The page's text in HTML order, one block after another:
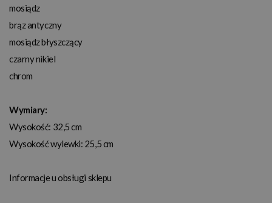
mosiądz
brąz antyczny
mosiądz błyszczący
czarny nikiel
chrom
Wymiary:
Wysokość: 32,5 cm
Wysokość wylewki: 25,5 cm
Informacje u obsługi sklepu